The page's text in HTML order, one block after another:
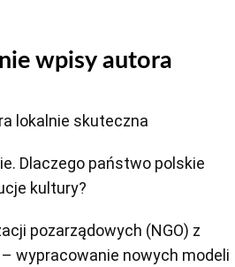
wpisy autora
lokalnie skuteczna
Dlaczego państwo polskie
kultury?
pozarządowych (NGO) z
wypracowanie nowych modeli